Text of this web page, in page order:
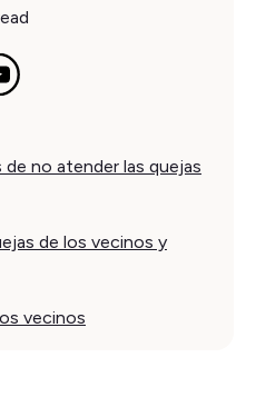
de no atender las quejas
de los vecinos y
vecinos